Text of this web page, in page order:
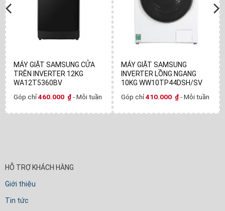
MÁY GIẶT SAMSUNG CỬA
TRÊN INVERTER 12KG
WA12T5360BV
Góp chỉ460.000 ₫- Mỗi tuần
MÁY GIẶT SAMSUNG
INVERTER LỒNG NGANG
10KG WW10TP44DSH/SV
Góp chỉ410.000 ₫- Mỗi tuần
HỖ TRỢ KHÁCH HÀNG
Giới thiệu
Tin tức